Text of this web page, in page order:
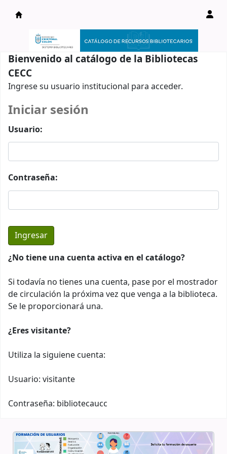
Catálogo en línea
Bienvenido al catálogo de la Bibliotecas
CECC
Ingrese su usuario institucional para acceder.
Iniciar sesión
Usuario:
Contraseña:
¿No tiene una cuenta activa en el catálogo?
Si todavía no tienes una cuenta, pase por el mostrador
de circulación la próxima vez que venga a la biblioteca.
Se le proporcionará una.
¿Eres visitante?
Utiliza la siguiene cuenta:
Usuario: visitante
Contraseña: bibliotecaucc